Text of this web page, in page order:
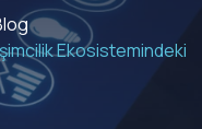
Ekosistemindeki